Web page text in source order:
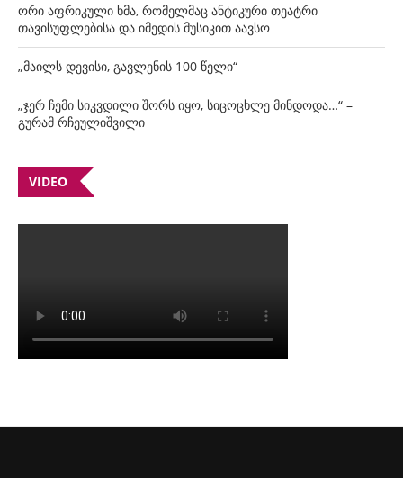
ორი აფრიკული ხმა, რომელმაც ანტიკური თეატრი
თავისუფლებისა და იმედის მუსიკით აავსო
„მაილს დევისი, გავლენის 100 წელი“
„ჯერ ჩემი სიკვდილი შორს იყო, სიცოცხლე მინდოდა…“ –
გურამ რჩეულიშვილი
VIDEO